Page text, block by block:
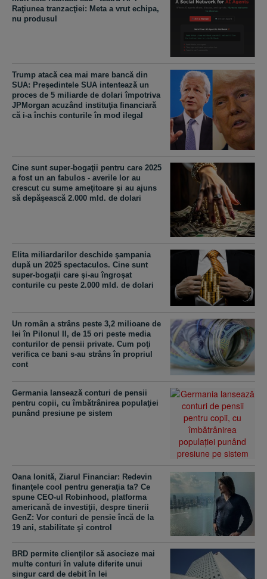
Raţiunea tranzacţiei: Meta a vrut echipa,
nu produsul
Trump atacă cea mai mare bancă din
SUA: Preşedintele SUA intentează un
proces de 5 miliarde de dolari împotriva
JPMorgan acuzând instituţia financiară
că i-a închis conturile în mod ilegal
Cine sunt super-bogaţii pentru care 2025
a fost un an fabulos - averile lor au
crescut cu sume ameţitoare şi au ajuns
să depăşească 2.000 mld. de dolari
Elita miliardarilor deschide şampania
după un 2025 spectaculos. Cine sunt
super-bogaţii care şi-au îngroşat
conturile cu peste 2.000 mld. de dolari
Un român a strâns peste 3,2 milioane de
lei în Pilonul II, de 15 ori peste media
conturilor de pensii private. Cum poţi
verifica ce bani s-au strâns în propriul
cont
Germania lansează conturi de pensii
pentru copii, cu îmbătrânirea populaţiei
punând presiune pe sistem
Oana Ionită, Ziarul Financiar: Redevin
finanţele cool pentru generaţia ta? Ce
spune CEO-ul Robinhood, platforma
americană de investiţii, despre tinerii
GenZ: Vor conturi de pensie încă de la
19 ani, stabilitate şi control
BRD permite clienţilor să asocieze mai
multe conturi în valute diferite unui
singur card de debit în lei